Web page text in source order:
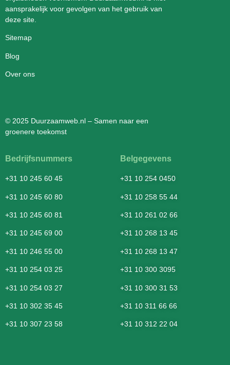
aansprakelijk voor gevolgen van het gebruik van
deze site.
Sitemap
Blog
Over ons
© 2025 Duurzaamweb.nl – Samen naar een
groenere toekomst
Bedrijfsnummers
+31 10 245 60 45
+31 10 245 60 80
+31 10 245 60 81
+31 10 245 69 00
+31 10 246 55 00
+31 10 254 03 25
+31 10 254 03 27
+31 10 302 35 45
+31 10 307 23 58
Belgegevens
+31 10 254 0450
+31 10 258 55 44
+31 10 261 02 66
+31 10 268 13 45
+31 10 268 13 47
+31 10 300 3095
+31 10 300 31 53
+31 10 311 66 66
+31 10 312 22 04